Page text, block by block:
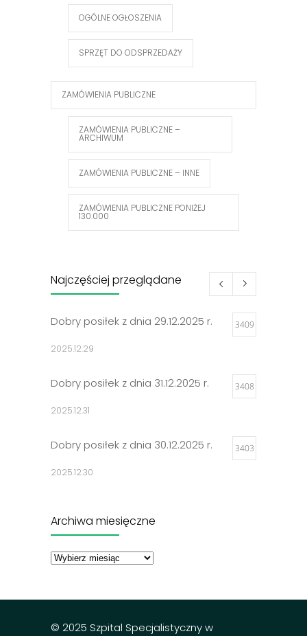
OGÓLNE OGŁOSZENIA
SPRZĘT DO ODSPRZEDAŻY
ZAMÓWIENIA PUBLICZNE
ZAMÓWIENIA PUBLICZNE –
ARCHIWUM
ZAMÓWIENIA PUBLICZNE – INNE
ZAMÓWIENIA PUBLICZNE PONIŻEJ
130.000
Najczęściej przeglądane
Dobry posiłek z dnia 29.12.2025 r. 3409
2025.12.29
Dobry posiłek z dnia 31.12.2025 r. 3408
2025.12.31
Dobry posiłek z dnia 30.12.2025 r. 3403
2025.12.30
2024.12.27
Dobry posiłek z dnia 23.12.2025 r.
Archiwa miesięczne
miesięczne
© 2025 Szpital Specjalistyczny w